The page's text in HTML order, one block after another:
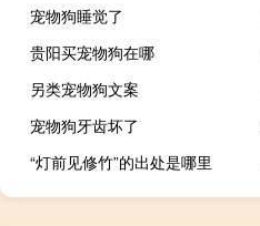
宠物狗睡觉了
贵阳买宠物狗在哪
另类宠物狗文案
宠物狗牙齿坏了
“灯前见修竹”的出处是哪里